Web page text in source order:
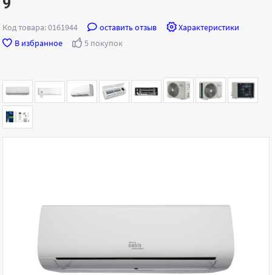
Код товара: 0161944 оставить отзыв
Характеристики
В избранное
5 покупок